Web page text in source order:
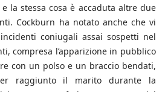
la stessa cosa è accaduta altre due
Cockburn ha notato anche che vi
coniugali assai sospetti nel
compresa l’apparizione in pubblico
con un polso e un braccio bendati,
raggiunto il marito durante la